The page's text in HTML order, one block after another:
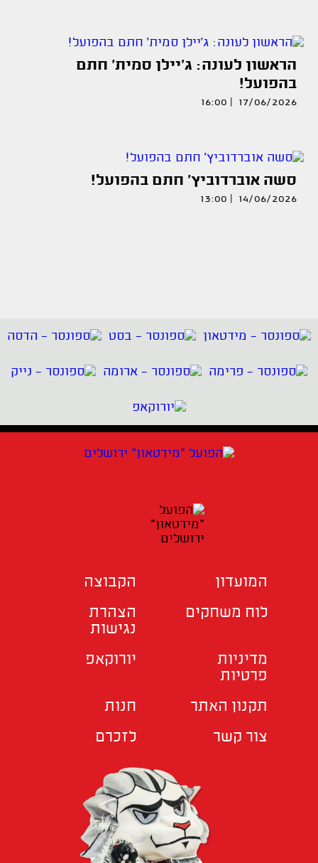
הראשון לעונה: ג'יילן סמית' חתם
בהפועל!
17/06/2026 | 16:00
סשה אוברדוביץ' חתם בהפועל!
14/06/2026 | 13:00
המועדון
הקבוצה
לוח משחקים
הצהרת
נגישות
מדיניות
פרטיות
יורוקאפ
תקנון האתר
חנות
צור קשר
לזכרם